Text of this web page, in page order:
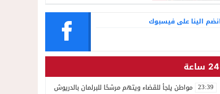
الينا على فيسبوك
24 ساعة
23:39 مواطن يلجأ للقضاء ويتهم مرشحًا للبرلمان بالدريوش بالاستيلاء على 22 مليون سنتيم